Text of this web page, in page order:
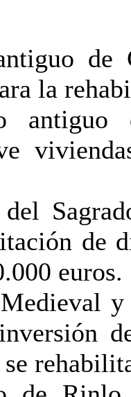
de
la
antiguo
de
euros.